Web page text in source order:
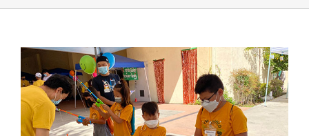
View
Larger
Image